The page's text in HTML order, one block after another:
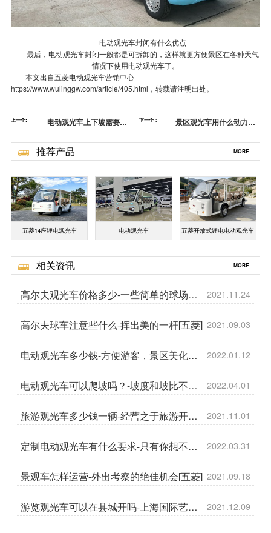
电动观光车封闭有什么优点
最后，电动观光车封闭一般都是可拆卸的，这样就更方便景区在各种天气
情况下使用电动观光车了。
本文出自五菱电动观光车营销中心
https://www.wulinggw.com/article/405.html ，转载请注明出处。
上一个:
电动观光车上下坡需要注
菱]
下一个：
景区观光车用什么动力
菱]
推荐产品 MORE
五菱14座锂电观光车 电动观光车 五菱开放式锂电电动观光车
相关资讯 MORE
高尔夫观光车价格多少-一些简单的球场规
则[五菱]
2021.11.24
高尔夫球车注意些什么-挥出美的一杆[五菱] 2021.09.03
电动观光车多少钱-方便游客，景区美化
UP[五菱]
2022.01.12
电动观光车可以爬坡吗？-坡度和坡比不一
样哦[五菱]
2022.04.01
旅游观光车多少钱一辆-经营之于旅游开发
的意义[五菱]
2021.11.01
定制电动观光车有什么要求-只有你想不
到，没有做不到[五菱]
2022.03.31
景观车怎样运营-外出考察的绝佳机会[五菱] 2021.09.18
游览观光车可以在县城开吗-上海国际艺术
品交易月[五菱]
2021.12.09